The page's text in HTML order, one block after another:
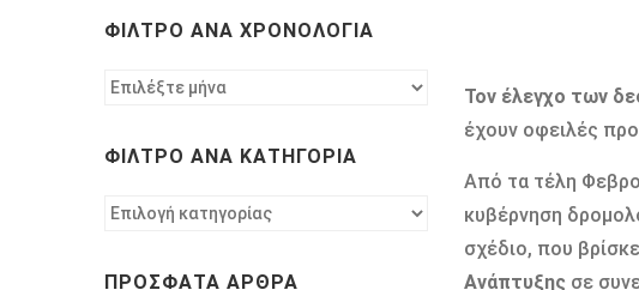
Τον έλεγχο των
έχουν οφειλές
Από τα τέλη
κυβέρνηση
σχέδιο, που
Ανάπτυξης σε
ΦΊΛΤΡΟ ΑΝΆ ΧΡΟΝΟΛΟΓΊΑ
Φίλτρο
ΦΊΛΤΡΟ ΑΝΆ ΚΑΤΗΓΟΡΊΑ
Φίλτρο
ΠΡΌΣΦΑΤΑ ΆΡΘΡΑ